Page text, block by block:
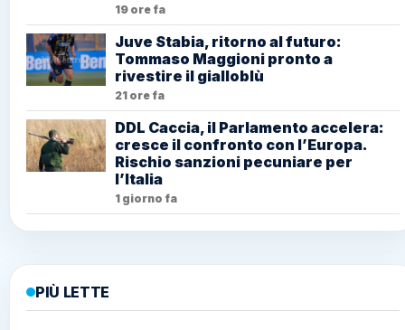
19 ore fa
Juve Stabia, ritorno al futuro:
Tommaso Maggioni pronto a
rivestire il gialloblù
21 ore fa
DDL Caccia, il Parlamento accelera:
cresce il confronto con l’Europa.
Rischio sanzioni pecuniare per
l’Italia
1 giorno fa
PIÙ LETTE